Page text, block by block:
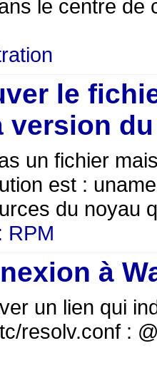
le centre
le
version
un fichier
est :
du noyau
RPM
à
un lien qui
resolv.conf :